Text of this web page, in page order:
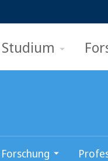
Studium
Forschung